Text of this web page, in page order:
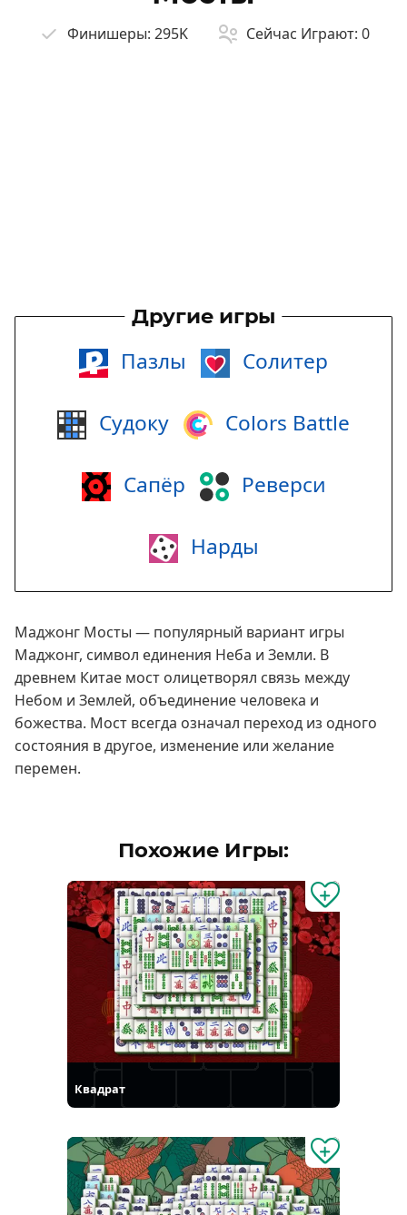
Финишеры: 295K Сейчас Играют: 0
Другие игры
Пазлы Солитер
Судоку Colors Battle
Сапёр Реверси
Нарды
Маджонг Мосты — популярный вариант игры
Маджонг, символ единения Неба и Земли. В
древнем Китае мост олицетворял связь между
Небом и Землей, объединение человека и
божества. Мост всегда означал переход из одного
состояния в другое, изменение или желание
перемен.
Похожие Игры:
Квадрат